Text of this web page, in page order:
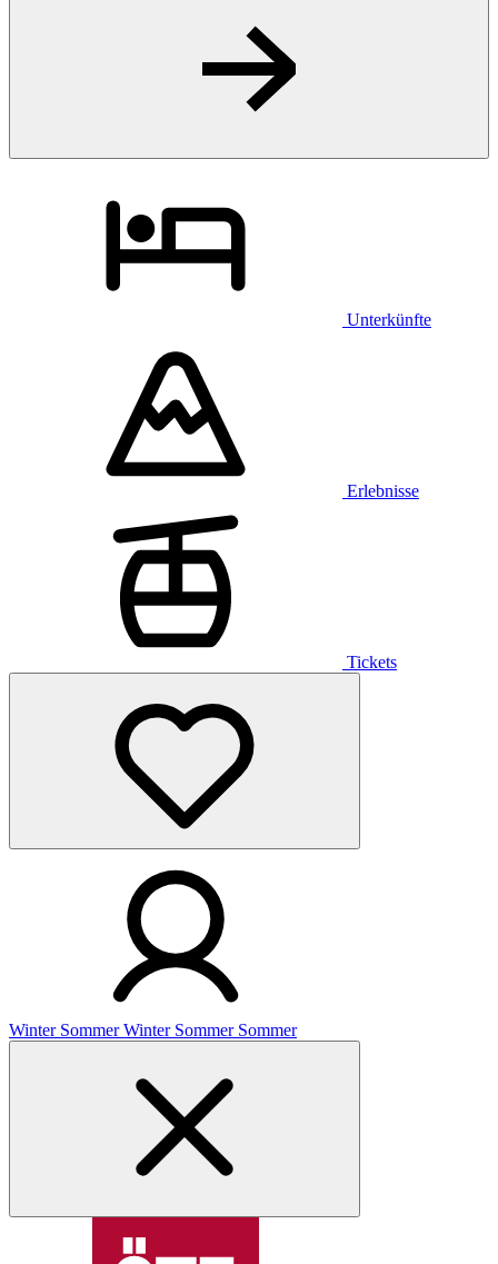
Unterkünfte
Erlebnisse
Tickets
Winter Sommer Winter Sommer Sommer